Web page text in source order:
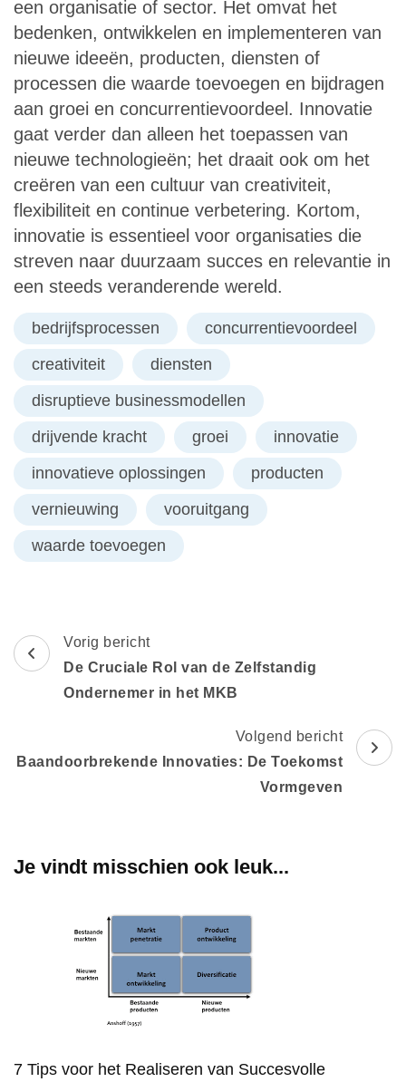
een organisatie of sector. Het omvat het
bedenken, ontwikkelen en implementeren van
nieuwe ideeën, producten, diensten of
processen die waarde toevoegen en bijdragen
aan groei en concurrentievoordeel. Innovatie
gaat verder dan alleen het toepassen van
nieuwe technologieën; het draait ook om het
creëren van een cultuur van creativiteit,
flexibiliteit en continue verbetering. Kortom,
innovatie is essentieel voor organisaties die
streven naar duurzaam succes en relevantie in
een steeds veranderende wereld.
bedrijfsprocessen
concurrentievoordeel
creativiteit
diensten
disruptieve businessmodellen
drijvende kracht
groei
innovatie
innovatieve oplossingen
producten
vernieuwing
vooruitgang
waarde toevoegen
Berichtnavigatie
Vorig bericht
De Cruciale Rol van de Zelfstandig
Ondernemer in het MKB
Volgend bericht
Baandoorbrekende Innovaties: De Toekomst
Vormgeven
Je vindt misschien ook leuk...
7 Tips voor het Realiseren van Succesvolle